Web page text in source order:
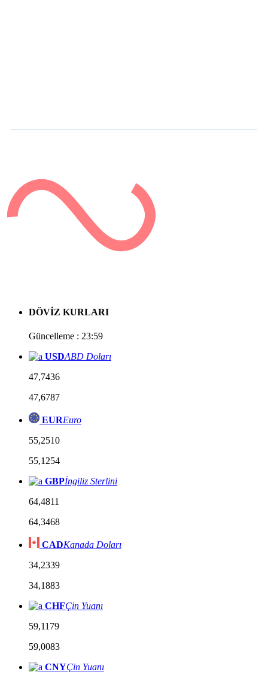
DÖVİZ KURLARI
Güncelleme : 23:59
USDABD Doları
47,7436
47,6787
EUREuro
55,2510
55,1254
GBPİngiliz Sterlini
64,4811
64,3468
CADKanada Doları
34,2339
34,1883
CHFÇin Yuanı
59,1179
59,0083
CNYÇin Yuanı